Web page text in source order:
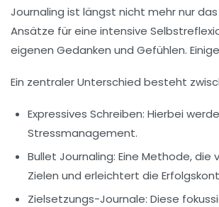
Journaling ist längst nicht mehr nur
Ansätze für eine intensive
eigenen Gedanken und Gefühlen.
Ein zentraler Unterschied besteht
Expressives Schreiben: Hierbei
Stressmanagement.
Bullet Journaling: Eine Methode, die
Zielen und erleichtert die
Zielsetzungs-Journale: Diese